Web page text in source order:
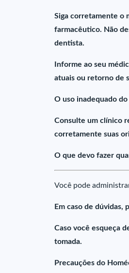
Siga corretamente o
farmacêutico. Não
dentista.
Informe ao seu
atuais ou retorno de
O uso inadequado
Consulte um clínico
corretamente suas
O que devo fazer
Você pode
Em caso de
Caso você esqueça
tomada.
Precauções do